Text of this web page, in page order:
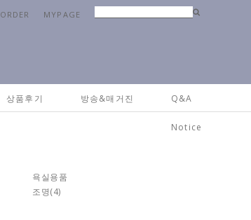
ORDER MYPAGE
상품후기 방송&매거진 Q&A
Notice
욕실용품
조명(4)